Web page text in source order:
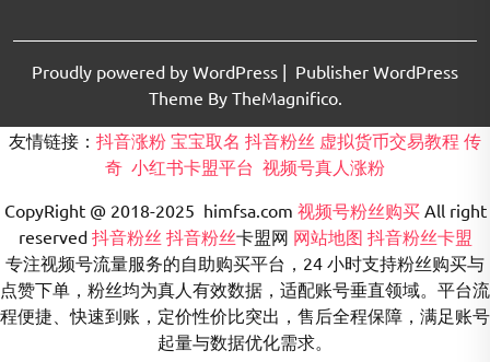
Proudly powered by WordPress | Publisher WordPress
Theme By TheMagnifico.
友情链接： 抖音涨粉 宝宝取名 抖音粉丝 虚拟货币交易教程 传
奇 小红书卡盟平台 视频号真人涨粉
CopyRight @ 2018-2025 himfsa.com 视频号粉丝购买All right
reserved 抖音粉丝 抖音粉丝卡盟网 网站地图 抖音粉丝卡盟
专注视频号流量服务的自助购买平台，24 小时支持粉丝购买与
点赞下单，粉丝均为真人有效数据，适配账号垂直领域。平台流
程便捷、快速到账，定价性价比突出，售后全程保障，满足账号
起量与数据优化需求。